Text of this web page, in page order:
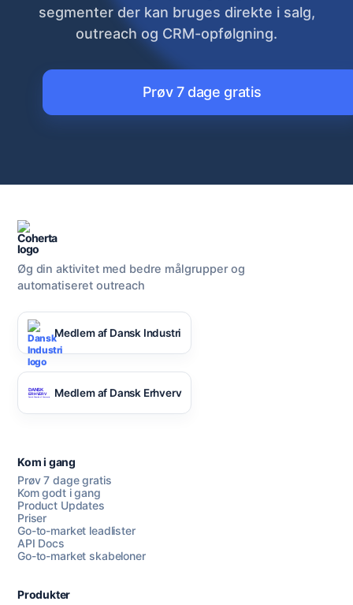
segmenter der kan bruges direkte i salg,
outreach og CRM-opfølgning.
Prøv 7 dage gratis
Øg din aktivitet med bedre målgrupper og
automatiseret outreach
Medlem af Dansk Industri
Medlem af Dansk Erhverv
Kom i gang
Prøv 7 dage gratis
Kom godt i gang
Product Updates
Priser
Go-to-market leadlister
API Docs
Go-to-market skabeloner
Produkter